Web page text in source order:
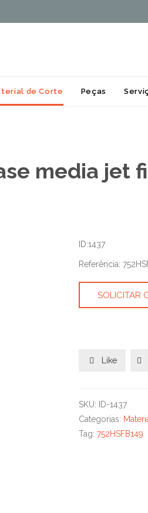
to
content
de Corte Peças
media jet
ID:1437
Referência:
SOLICITAR
 Like 
SKU:
ID-1437
Categorias:
Tag: 752HSFB149